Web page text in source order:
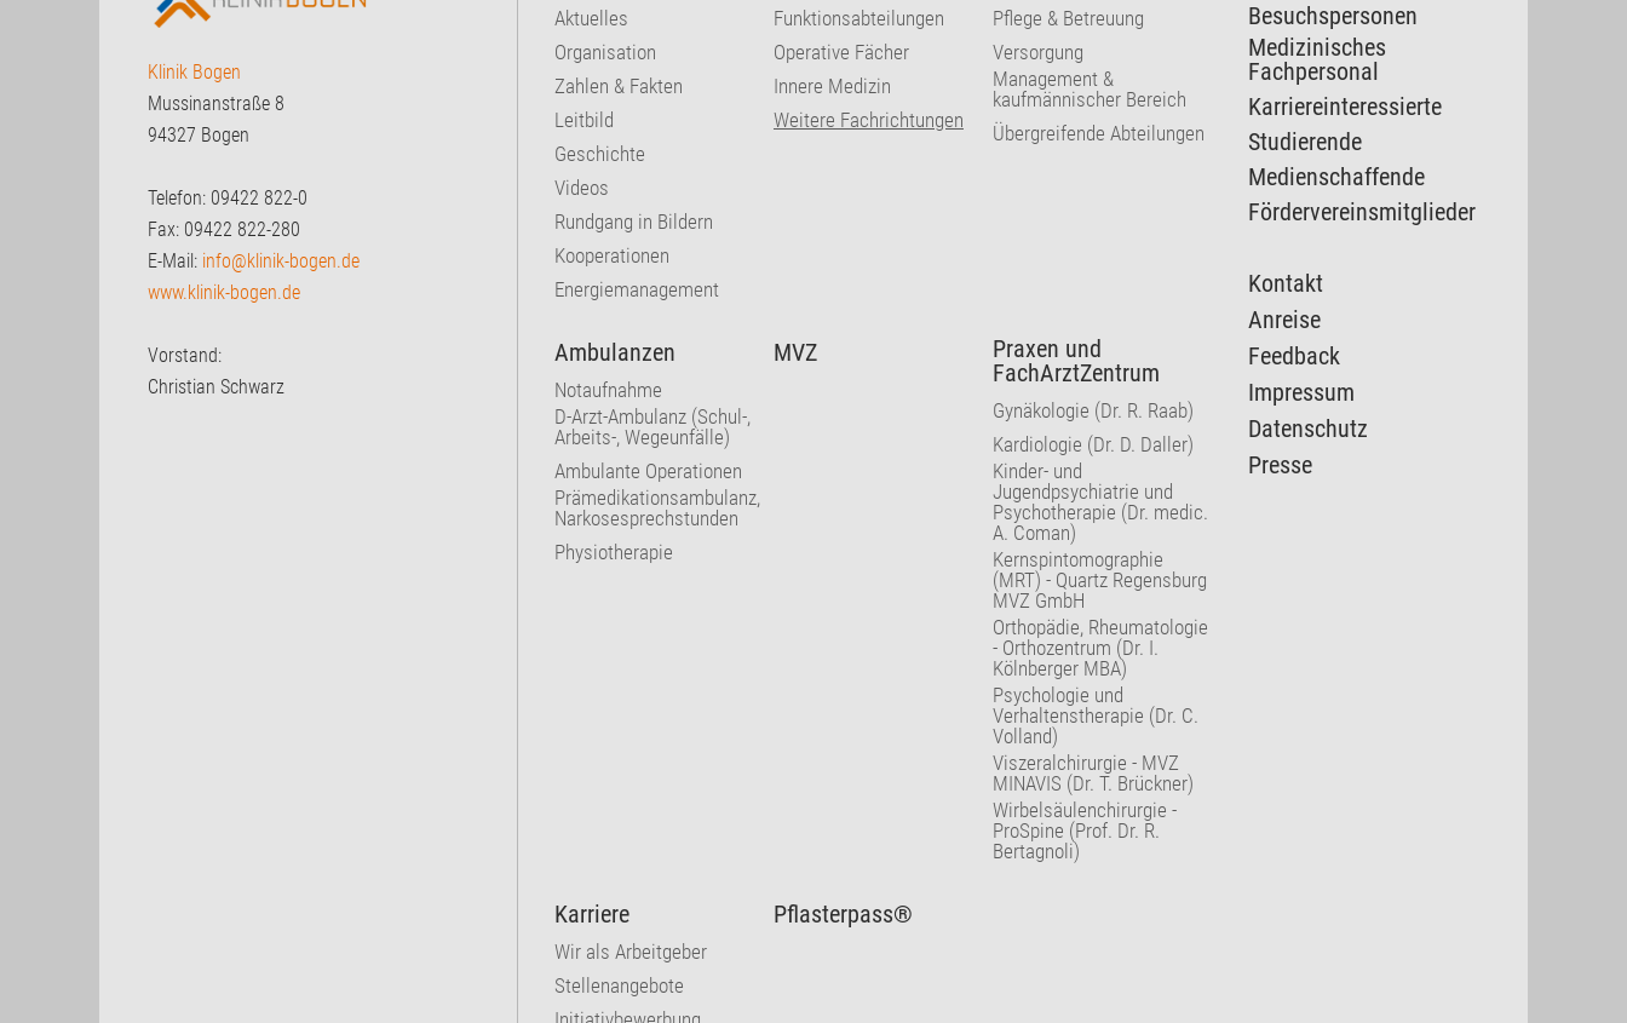
Klinik Bogen
Mussinanstraße 8
94327 Bogen
Telefon: 09422 822-0
Fax: 09422 822-280
E-Mail: info@klinik-bogen.de
www.klinik-bogen.de
Vorstand:
Christian Schwarz
Aktuelles
Organisation
Zahlen & Fakten
Leitbild
Geschichte
Videos
Rundgang in Bildern
Kooperationen
Energiemanagement
Funktionsabteilungen
Operative Fächer
Innere Medizin
Weitere Fachrichtungen
Pflege & Betreuung
Versorgung
Management &
kaufmännischer Bereich
Übergreifende Abteilungen
Ambulanzen
Notaufnahme
D-Arzt-Ambulanz (Schul-,
Arbeits-, Wegeunfälle)
Ambulante Operationen
Prämedikationsambulanz,
Narkosesprechstunden
Physiotherapie
MVZ
Praxen und
FachArztZentrum
Gynäkologie (Dr. R. Raab)
Kardiologie (Dr. D. Daller)
Kinder- und
Jugendpsychiatrie und
Psychotherapie (Dr. medic.
A. Coman)
Kernspintomographie
(MRT) - Quartz Regensburg
MVZ GmbH
Orthopädie, Rheumatologie
- Orthozentrum (Dr. I.
Kölnberger MBA)
Psychologie und
Verhaltenstherapie (Dr. C.
Volland)
Viszeralchirurgie - MVZ
MINAVIS (Dr. T. Brückner)
Wirbelsäulenchirurgie -
ProSpine (Prof. Dr. R.
Bertagnoli)
Karriere
Wir als Arbeitgeber
Stellenangebote
Pflasterpass®
Besuchspersonen
Medizinisches
Fachpersonal
Karriereinteressierte
Studierende
Medienschaffende
Fördervereinsmitglieder
Kontakt
Anreise
Feedback
Impressum
Datenschutz
Presse